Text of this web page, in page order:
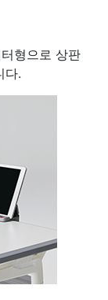
형으로 상판
다.